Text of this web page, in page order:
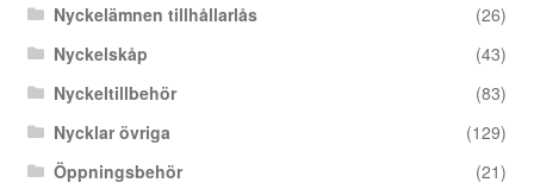
Nyckelämnen tillhållarlås
(26)
Nyckelskåp
(43)
Nyckeltillbehör
(83)
Nycklar övriga
(129)
Öppningsbehör
(21)